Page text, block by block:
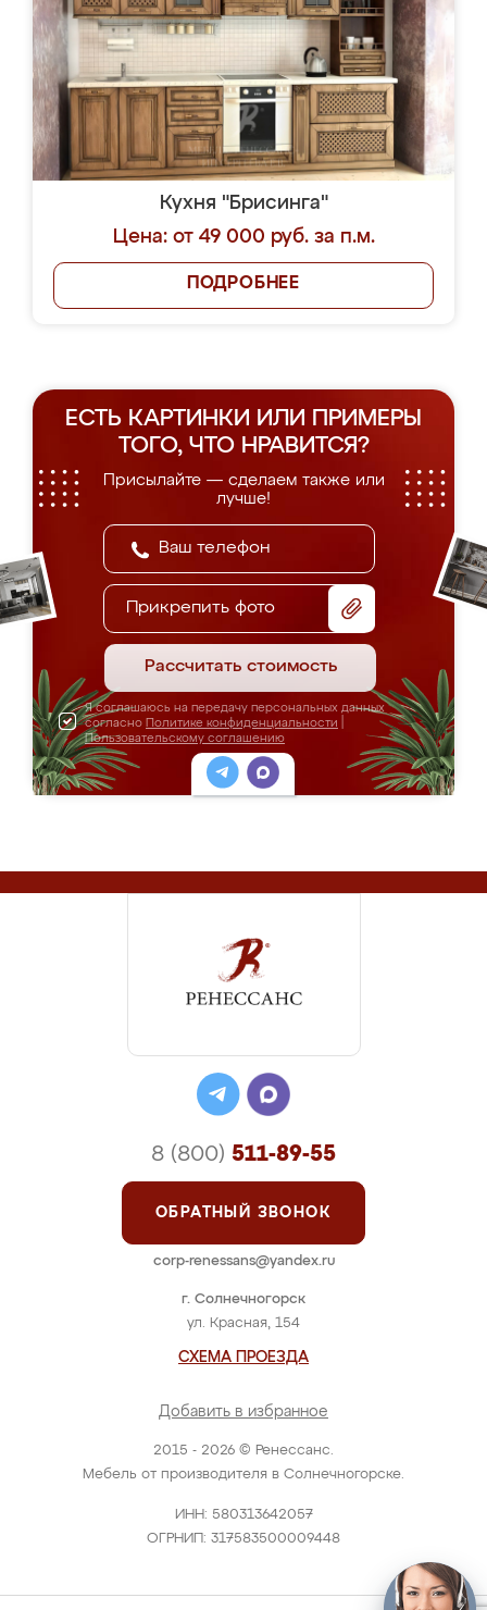
Кухня "Брисинга"
Цена: от 49 000 руб. за п.м.
ПОДРОБНЕЕ
ЕСТЬ КАРТИНКИ ИЛИ ПРИМЕРЫ
ТОГО, ЧТО НРАВИТСЯ?
Присылайте — сделаем также или
лучше!
Прикрепить фото
Рассчитать стоимость
Я соглашаюсь на передачу персональных данных
согласно Политике конфиденциальности
Пользовательскому соглашению
2015 - 2026 © Ренессанс.
Мебель от производителя в Солнечногорске.
ИНН: 580313642057
ОГРНИП: 317583500009448
г. Солнечногорск
ул. Красная, 154
СХЕМА ПРОЕЗДА
Добавить в избранное
8 (800) 511-89-55
ОБРАТНЫЙ ЗВОНОК
corp-renessans@yandex.ru